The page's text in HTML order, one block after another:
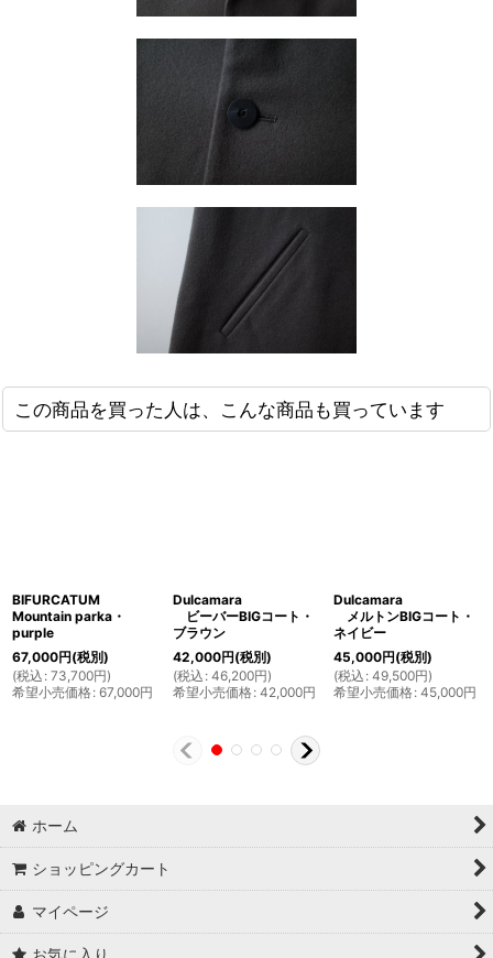
この商品を買った人は、こんな商品も買っています
BIFURCATUM
Mountain parka・
purple
67,000円(税別)
(税込 : 73,700円)
希望小売価格: 67,000円
Dulcamara
ビーバーBIGコート・
ブラウン
42,000円(税別)
(税込 : 46,200円)
希望小売価格: 42,000円
Dulcamara
メルトンBIGコート・
ネイビー
45,000円(税別)
(税込 : 49,500円)
希望小売価格: 45,000円
ホーム
ショッピングカート
マイページ